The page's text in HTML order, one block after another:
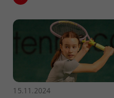
15.11.2024